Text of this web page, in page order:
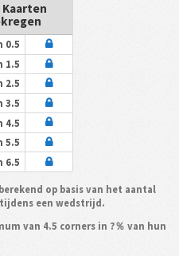
Kaarten
0.5
1.5
2.5
3.5
4.5
5.5
6.5
op basis van het aantal
een wedstrijd.
van 4.5 corners in ?％ van hun